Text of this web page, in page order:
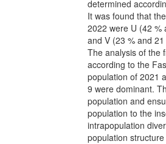
determined
It was found that
2022 were U (42 %
and V (23 % and
The analysis of the
according to the
population of 2021
9 were dominant.
population and
population to the
intrapopulation
population